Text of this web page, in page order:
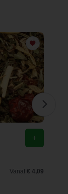
Vanaf € 4,09